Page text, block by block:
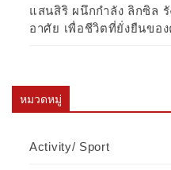
แสนสิริ ผนึกกำลัง ลิกซิล
อาศัย เพื่อชีวิตที่ยั่งยืนขอ
หมวดหมู่
Activity/ Sport